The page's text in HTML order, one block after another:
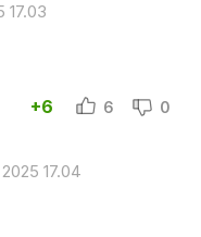
17.03
+6 6 0
17.04